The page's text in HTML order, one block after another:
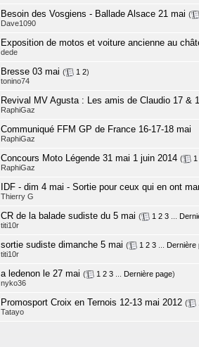
Besoin des Vosgiens - Ballade Alsace 21 mai (
Dave1090
Exposition de motos et voiture ancienne au
dede
Bresse 03 mai ( 1 2)
tonino74
Revival MV Agusta : Les amis de Claudio 17 &
RaphiGaz
Communiqué FFM GP de France 16-17-18 mai
RaphiGaz
Concours Moto Légende 31 mai 1 juin 2014 ( 1
RaphiGaz
IDF - dim 4 mai - Sortie pour ceux qui en ont
Thierry G
CR de la balade sudiste du 5 mai ( 1 2 3
titi10r
sortie sudiste dimanche 5 mai ( 1 2 3 Dernière
titi10r
a ledenon le 27 mai ( 1 2 3 Dernière page)
nyko36
Promosport Croix en Ternois 12-13 mai 2012 (
Tatayo